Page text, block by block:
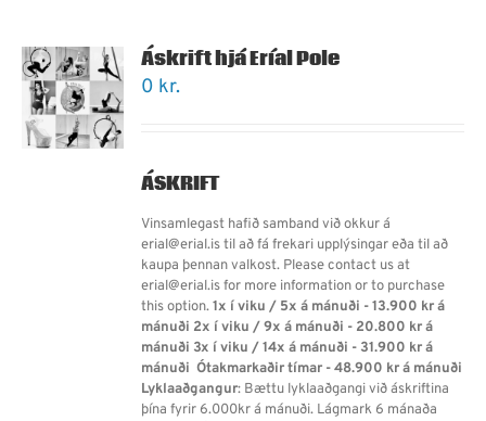
Áskrift hjá Eríal Pole
0 kr.
ÁSKRIFT
Vinsamlegast hafið samband við okkur á
erial@erial.is til að fá frekari upplýsingar eða til að
kaupa þennan valkost. Please contact us at
erial@erial.is for more information or to purchase
this option.1x í viku / 5x á mánuði - 13.900 kr á
mánuði 2x í viku / 9x á mánuði - 20.800 kr á
mánuði 3x í viku / 14x á mánuði - 31.900 kr á
mánuði Ótakmarkaðir tímar - 48.900 kr á mánuði
Lyklaaðgangur: Bættu lyklaaðgangi við áskriftina
þína fyrir 6.000kr á mánuði. Lágmark 6 mánaða